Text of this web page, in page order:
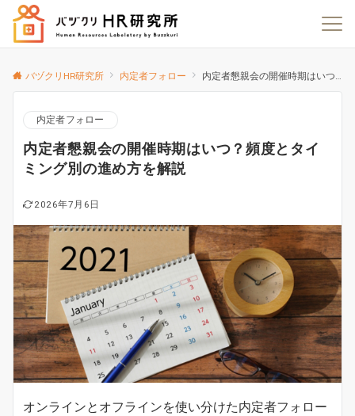
バヅクリHR研究所 内定者フォロー 内定者懇親会の開催時期はいつ？頻度とタイミング別の進め方を解説
内定者フォロー
内定者懇親会の開催時期はいつ？頻度とタイ
ミング別の進め方を解説
2026年7月6日
オンラインとオフラインを使い分けた内定者フォロー